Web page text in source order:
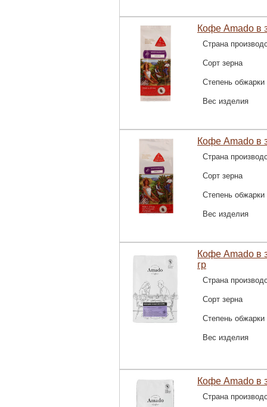
Кофе Amado в
Страна
Сорт зерна
Степень обжарки
Вес изделия
Кофе Amado в
Страна
Сорт зерна
Степень обжарки
Вес изделия
Кофе Amado в
гр
Страна
Сорт зерна
Степень обжарки
Вес изделия
Кофе Amado в
Страна